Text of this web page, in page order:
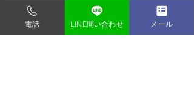
電話 LINE問い合わせ メール